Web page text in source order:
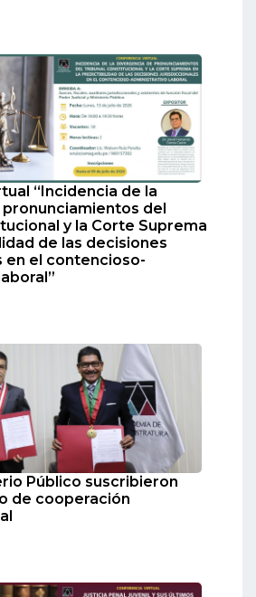
“Incidencia de la
del
y la Corte Suprema
de las decisiones
en el contencioso-
Público suscribieron
de cooperación